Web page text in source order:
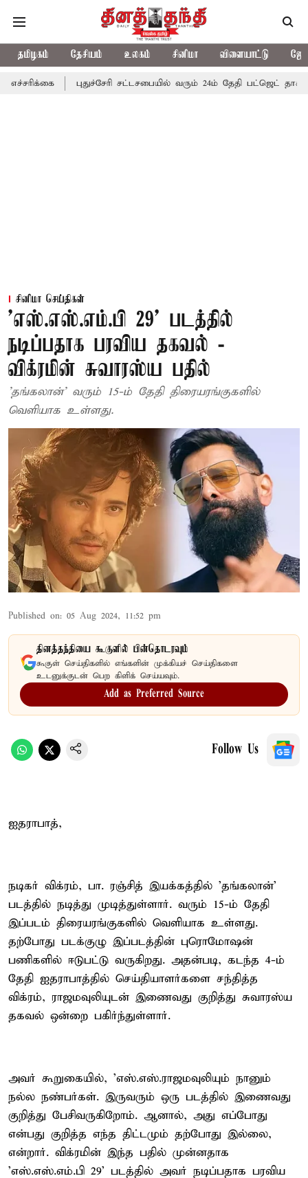
தமிழகம் தேசியம் உலகம் சினிமா விளையாட்டு
புதுச்சேரி சட்டசபையில் வரும் 24ம் தேதி பட்ஜெட் தாக்கல்
சினிமா செய்திகள்
'எஸ்.எஸ்.எம்.பி 29' படத்தில்
நடிப்பதாக பரவிய தகவல் -
விக்ரமின் சுவாரஸ்ய பதில்
'தங்கலான்' வரும் 15-ம் தேதி திரையரங்குகளில்
வெளியாக உள்ளது.
Published on: 05 Aug 2024, 11:52 pm
தினத்தந்தியை கூகுளில் பின்தொடரவும்
கூகுள் செய்திகளில் எங்களின் முக்கியச் செய்திகளை
உடனுக்குடன் பெற கிளிக் செய்யவும்.
Add as Preferred Source
Follow Us
ஐதராபாத்,
நடிகர் விக்ரம், பா. ரஞ்சித் இயக்கத்தில் 'தங்கலான்'
படத்தில் நடித்து முடித்துள்ளார். வரும் 15-ம் தேதி
இப்படம் திரையரங்குகளில் வெளியாக உள்ளது.
தற்போது படக்குழு இப்படத்தின் புரொமோஷன்
பணிகளில் ஈடுபட்டு வருகிறது. அதன்படி, கடந்த 4-ம்
தேதி ஐதராபாத்தில் செய்தியாளர்களை சந்தித்த
விக்ரம், ராஜமவுலியுடன் இணைவது குறித்து சுவாரஸ்ய
தகவல் ஒன்றை பகிர்ந்துள்ளார்.
அவர் கூறுகையில், 'எஸ்.எஸ்.ராஜமவுலியும் நானும்
நல்ல நண்பர்கள். இருவரும் ஒரு படத்தில் இணைவது
குறித்து பேசிவருகிறோம். ஆனால், அது எப்போது
என்பது குறித்த எந்த திட்டமும் தற்போது இல்லை,
என்றார். விக்ரமின் இந்த பதில் முன்னதாக
'எஸ்.எஸ்.எம்.பி 29' படத்தில் அவர் நடிப்பதாக பரவிய